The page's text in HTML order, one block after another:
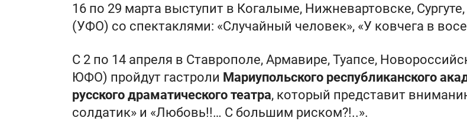
16 по 29 марта выступит в Когалыме, Нижневартовске,
(УФО) со спектаклями: «Случайный человек», «У ковчега в
С 2 по 14 апреля в Ставрополе, Армавире, Туапсе,
ЮФО) пройдут гастроли Мариупольского республиканского
русского драматического театра, который представит
солдатик» и «Любовь!!… С большим риском?!..».